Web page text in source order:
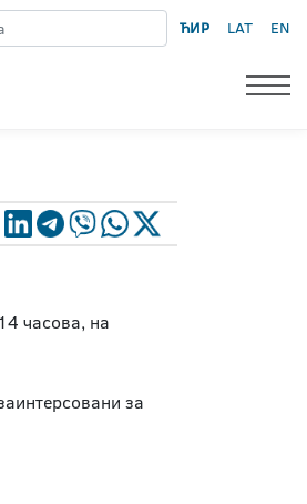
ЋИР LAT EN
часова, на
за